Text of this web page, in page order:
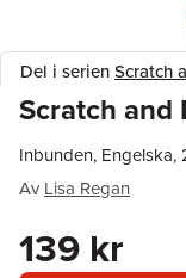
Del i serienScratch
Scratch and
Inbunden, Engelska,
Av Lisa Regan
139 kr